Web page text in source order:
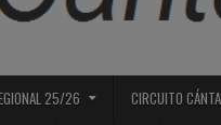
25/26 CIRCUITO